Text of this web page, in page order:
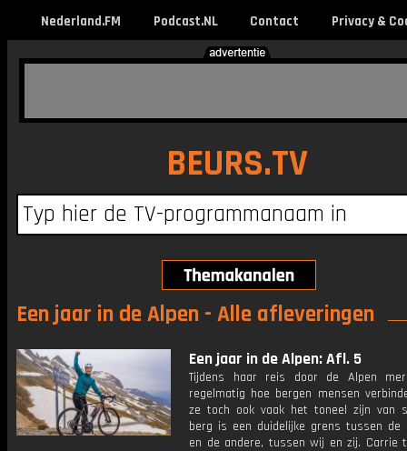
Nederland.FM Podcast.NL Contact Privacy &
BEURS.TV
Een jaar in de Alpen - Alle afleveringen
Een jaar in de Alpen: Afl. 5
Tijdens haar reis door de Alpen
regelmatig hoe bergen mensen
ze toch ook vaak het toneel zijn van
berg is een duidelijke grens tussen de
en de andere, tussen wij en zij. Carrie